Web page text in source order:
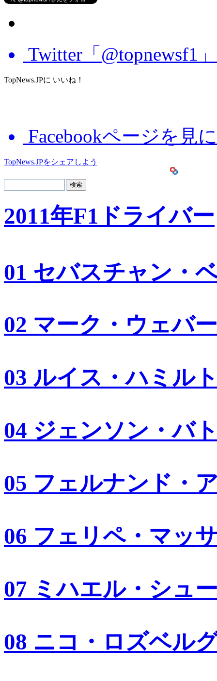
Twitter「@topnewsf1
TopNews.JPに いいね！
Facebookページを見
TopNews.JPをシェアしよう
2011年F1ドライバー
01 セバスチャン・
02 マーク・ウェバー
03 ルイス・ハミル
04 ジェンソン・バ
05 フェルナンド・
06 フェリペ・マッ
07 ミハエル・シュ
08 ニコ・ロズベル